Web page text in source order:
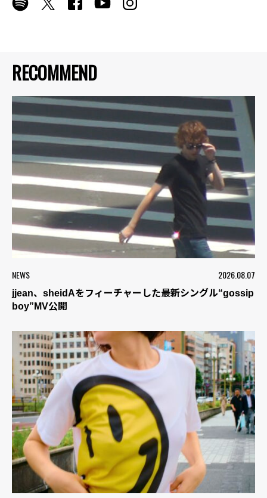
RECOMMEND
NEWS 2026.08.07
jjean、sheidAをフィーチャーした最新シングル“gossip
boy”MV公開